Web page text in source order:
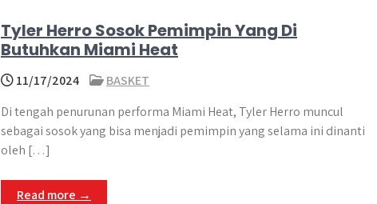
Tyler Herro Sosok Pemimpin Yang Di
Butuhkan Miami Heat
11/17/2024
BASKET
Di tengah penurunan performa Miami Heat, Tyler Herro muncul
sebagai sosok yang bisa menjadi pemimpin yang selama ini dinanti
oleh […]
Read more →